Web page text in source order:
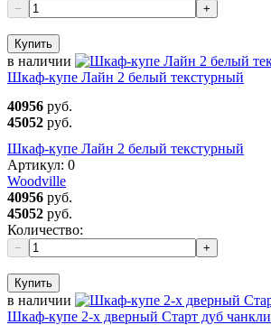
− +
Купить
в наличии
Шкаф-купе Лайн 2 белый текстурный
40956 руб.
45052 руб.
Шкаф-купе Лайн 2 белый текстурный
Артикул: 0
Woodville
40956 руб.
45052 руб.
Количество:
− +
Купить
в наличии
Шкаф-купе 2-х дверный Старт дуб чанкли